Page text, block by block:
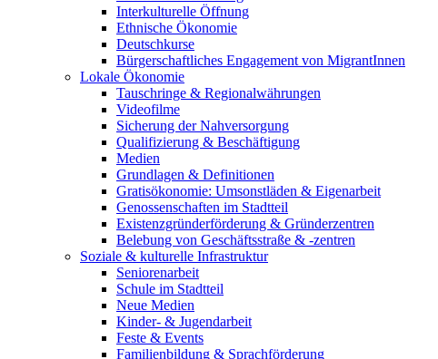
Interkulturelle Öffnung
Ethnische Ökonomie
Deutschkurse
Bürgerschaftliches Engagement von MigrantInnen
Lokale Ökonomie
Tauschringe & Regionalwährungen
Videofilme
Sicherung der Nahversorgung
Qualifizierung & Beschäftigung
Medien
Grundlagen & Definitionen
Gratisökonomie: Umsonstläden & Eigenarbeit
Genossenschaften im Stadtteil
Existenzgründerförderung & Gründerzentren
Belebung von Geschäftsstraße & -zentren
Soziale & kulturelle Infrastruktur
Seniorenarbeit
Schule im Stadtteil
Neue Medien
Kinder- & Jugendarbeit
Feste & Events
Familienbildung & Sprachförderung